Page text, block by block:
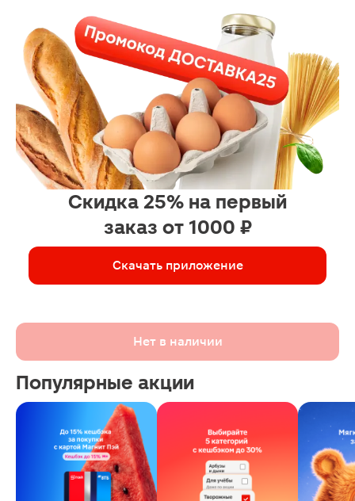
Скидка 25% на первый
заказ от 1000 ₽
Скачать приложение
Нет в наличии
Популярные акции